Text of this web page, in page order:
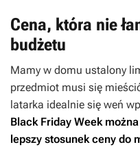
Cena, która nie
budżetu
Mamy w domu ustalony
przedmiot musi się
latarka idealnie się weń
Black Friday Week
lepszy stosunek ceny do